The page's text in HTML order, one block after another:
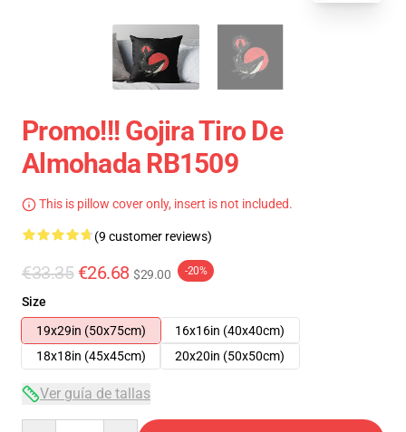
Promo!!! Gojira Tiro De
Almohada RB1509
This is pillow cover only, insert is not included.
(9 customer reviews)
€33.35 €26.68 $29.00 -20%
Size
19x29in (50x75cm)
16x16in (40x40cm)
18x18in (45x45cm)
20x20in (50x50cm)
Ver guía de tallas